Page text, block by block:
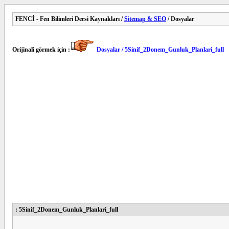
FENCİ - Fen Bilimleri Dersi Kaynakları /Sitemap & SEO / Dosyalar
Orijinali görmek için : Dosyalar / 5Sinif_2Donem_Gunluk_Planlari_full
: 5Sinif_2Donem_Gunluk_Planlari_full